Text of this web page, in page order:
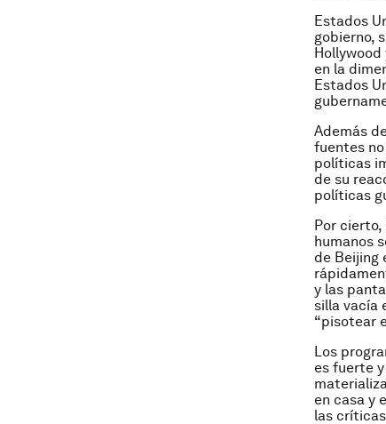
Estados
gobierno,
en la
Estados
Además
fuentes
políticas
de su
políticas
Por
humanos
de Beijing
y las
silla vacía
“pisotear
Los
es fuerte
en casa y
las